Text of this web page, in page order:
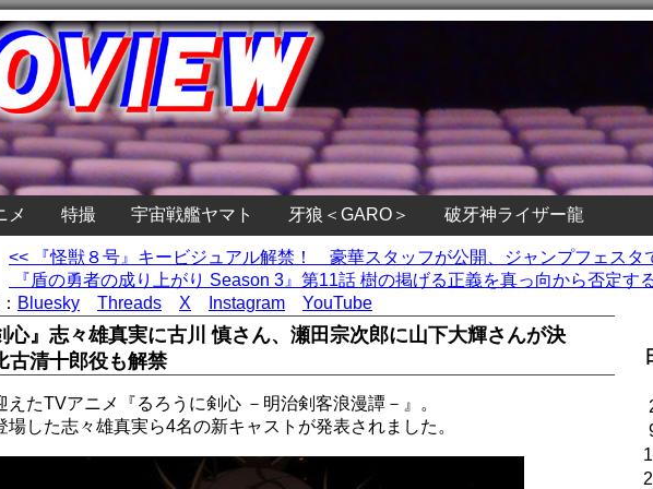
メ 特撮 宇宙戦艦ヤマト 牙狼＜GARO＞ 破牙神ライザー龍
<< 『怪獣８号』キービジュアル解禁！ 豪華スタッフが公開、ジャンプフェスタ
『盾の勇者の成り上がり Season 3』第11話 樹の掲げる正義を真っ向から否定す
Bluesky Threads X Instagram YouTube
心』志々雄真実に古川 慎さん、瀬田宗次郎に山下大輝さんが決
清十郎役も解禁
えたTVアニメ『るろうに剣心 －明治剣客浪漫譚－』。
場した志々雄真実ら4名の新キャストが発表されました。